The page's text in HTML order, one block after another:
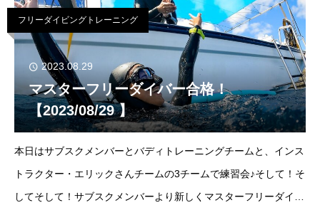
次回は海で引き上げ練習を行います！
フリーダイビングトレーニング
2023.08.29
マスターフリーダイバー合格！
【2023/08/29 】
本日はサブスクメンバーとバディトレーニングチームと、インス
トラクター・エリックさんチームの3チームで練習会♪そして！そ
してそして！サブスクメンバーより新しくマスターフリーダイバ